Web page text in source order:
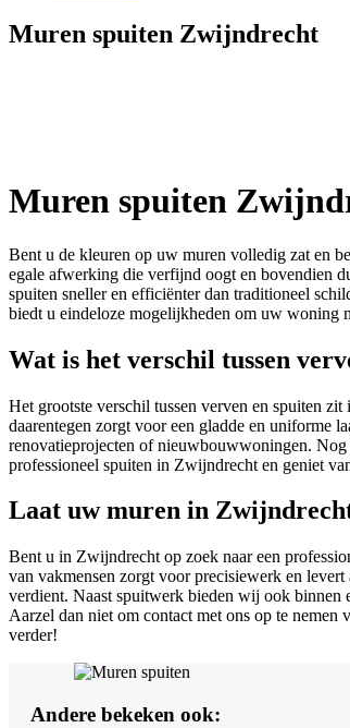
Muren spuiten Zwijndrecht
Muren spuiten
Bent u de kleuren op uw muren volledig zat en
egale afwerking die verfijnd oogt en bovendien
spuiten sneller en efficiënter dan traditioneel
biedt u eindeloze mogelijkheden om uw woning
Wat is het verschil tussen
Het grootste verschil tussen verven en spuiten
daarentegen zorgt voor een gladde en uniforme
renovatieprojecten of nieuwbouwwoningen.
professioneel spuiten in Zwijndrecht en geniet
Laat uw muren in
Bent u in Zwijndrecht op zoek naar een
van vakmensen zorgt voor precisiewerk en
verdient. Naast spuitwerk bieden wij ook binnen
Aarzel dan niet om contact met ons op te nemen
verder!
Andere bekeken ook: